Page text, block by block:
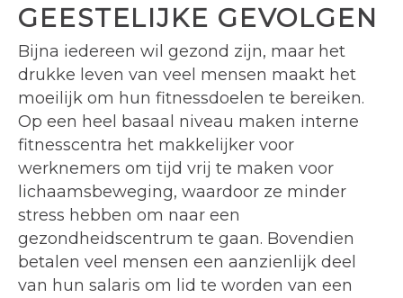
GEESTELIJKE GEVOLGEN
Bijna iedereen wil gezond zijn, maar het
drukke leven van veel mensen maakt het
moeilijk om hun fitnessdoelen te bereiken.
Op een heel basaal niveau maken interne
fitnesscentra het makkelijker voor
werknemers om tijd vrij te maken voor
lichaamsbeweging, waardoor ze minder
stress hebben om naar een
gezondheidscentrum te gaan. Bovendien
betalen veel mensen een aanzienlijk deel
van hun salaris om lid te worden van een